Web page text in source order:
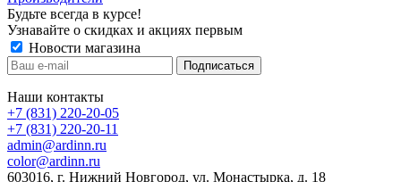
Будьте всегда в курсе!
Узнавайте о скидках и акциях первым
Новости магазина
Наши контакты
+7 (831) 220-20-05
+7 (831) 220-20-11
admin@ardinn.ru
color@ardinn.ru
603016, г. Нижний Новгород, ул. Монастырка, д. 18